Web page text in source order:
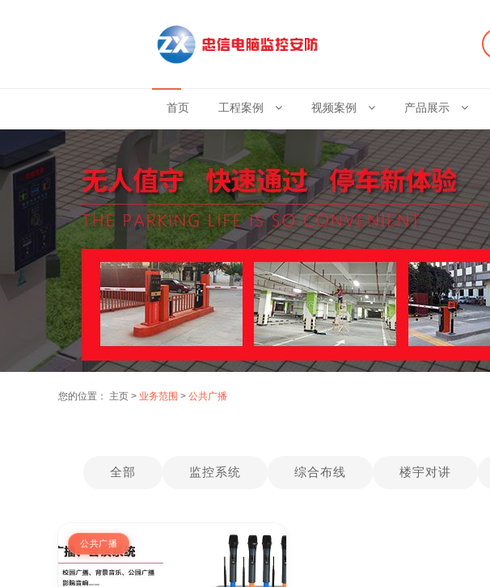
首页 工程案例 视频案例 产品展示
您的位置： 主页 > 业务范围 > 公共广播
全部 监控系统 综合布线 楼宇对讲
公共广播